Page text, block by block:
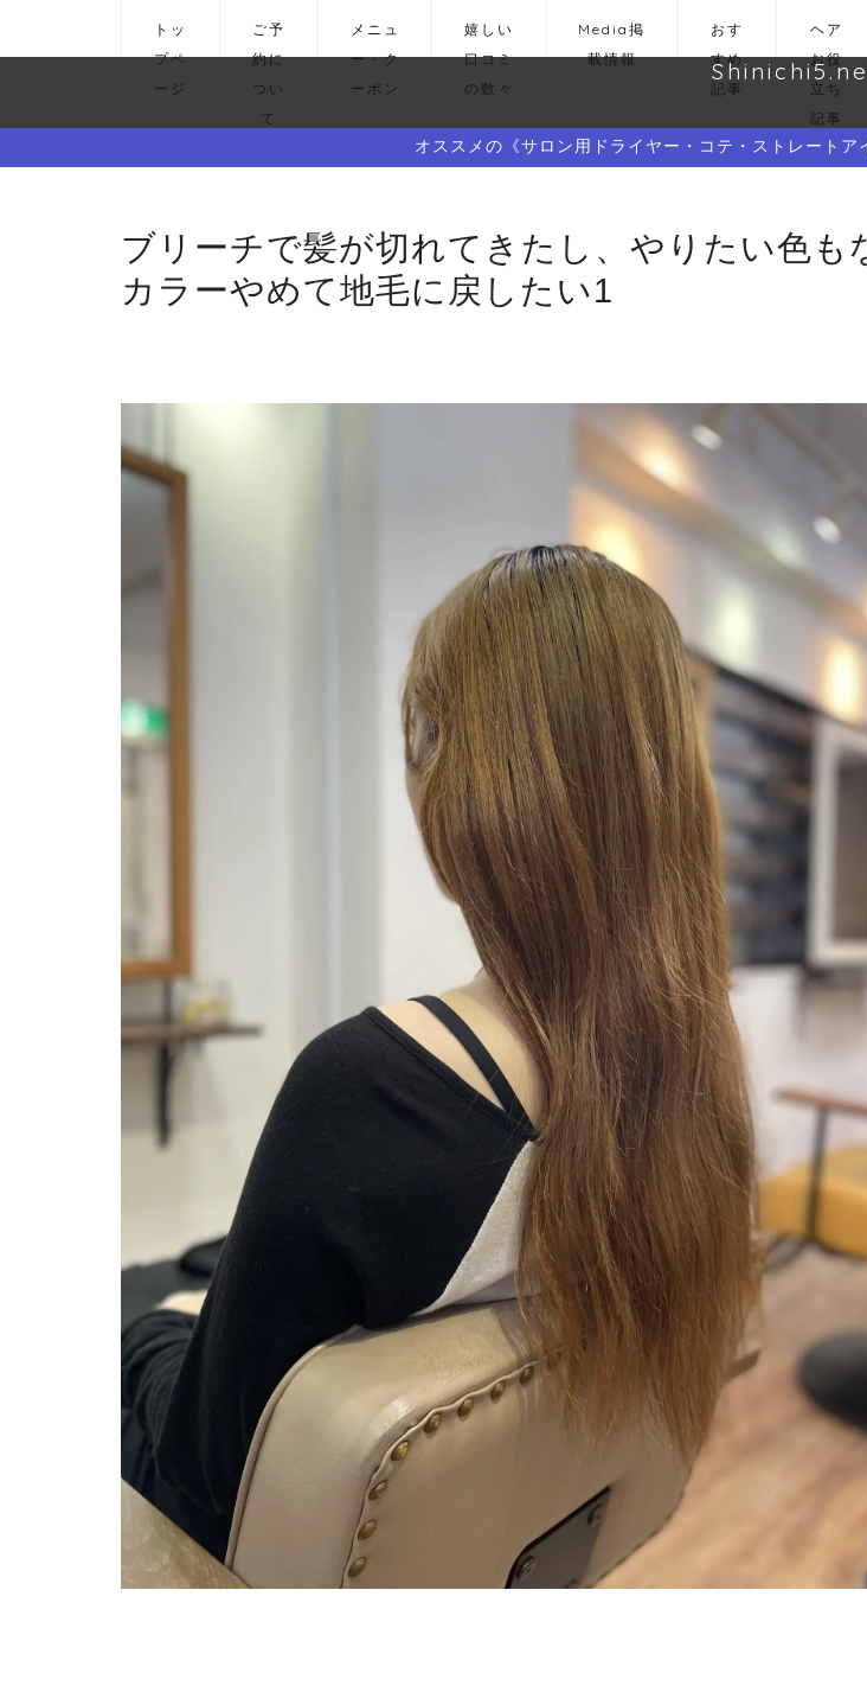
トッ
プペ
ージ
ご予
約に
つい
て
メニュ
ー・ク
ーポン
嬉しい
口コミ
の数々
Media掲
載情報
おす
すめ
記事
ヘア
お役
立ち
記事
オススメの《サロン用ドライヤー・コテ・ストレートア
ブリーチで髪が切れてきたし、やりたい色も
カラーやめて地毛に戻したい1